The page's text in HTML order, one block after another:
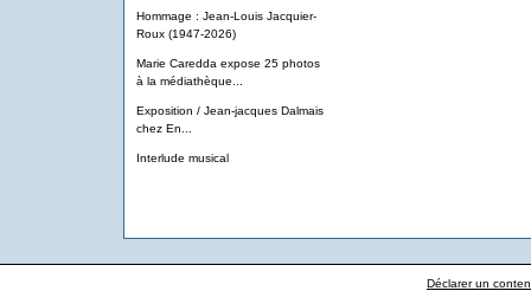
Hommage : Jean-Louis Jacquier-
Roux (1947-2026)
Marie Caredda expose 25 photos
à la médiathèque...
Exposition / Jean-jacques Dalmais
chez En...
Interlude musical
Déclarer un